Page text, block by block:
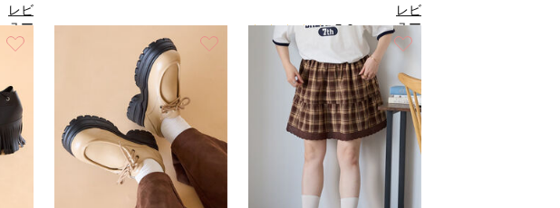
レビ
ュー
を見
る
5.0（1）
レビ
ュー
を見
る
お気に入り